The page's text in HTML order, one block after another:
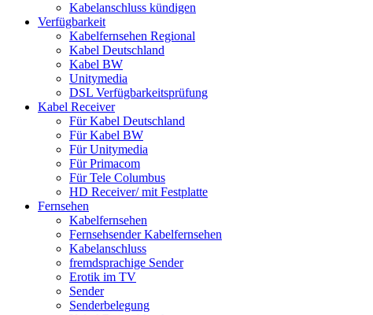
Kabelanschluss kündigen
Verfügbarkeit
Kabelfernsehen Regional
Kabel Deutschland
Kabel BW
Unitymedia
DSL Verfügbarkeitsprüfung
Kabel Receiver
Für Kabel Deutschland
Für Kabel BW
Für Unitymedia
Für Primacom
Für Tele Columbus
HD Receiver/ mit Festplatte
Fernsehen
Kabelfernsehen
Fernsehsender Kabelfernsehen
Kabelanschluss
fremdsprachige Sender
Erotik im TV
Sender
Senderbelegung